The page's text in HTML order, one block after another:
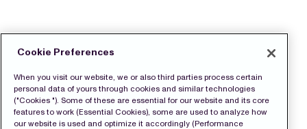
Cookie Preferences
When you visit our website, we or also third parties process certain
personal data of yours through cookies and similar technologies
("Cookies "). Some of these are essential for our website and its core
features to work (Essential Cookies), some are used to analyze how
our website is used and optimize it accordingly (Performance